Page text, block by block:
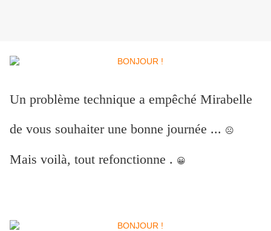
Un problème technique a empêché Mirabelle
de vous souhaiter une bonne journée ... ☹
Mais voilà, tout refonctionne . 😀